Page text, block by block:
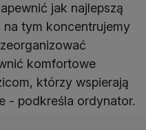
jak najlepszą
na tym koncentrujemy
komfortowe
którzy wspierają
- podkreśla ordynator.